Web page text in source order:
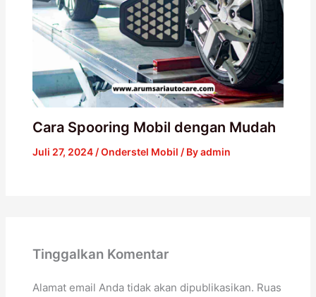
Cara Spooring Mobil dengan Mudah
Juli 27, 2024 /Onderstel Mobil / Byadmin
Tinggalkan Komentar
Alamat email Anda tidak akan dipublikasikan. Ruas